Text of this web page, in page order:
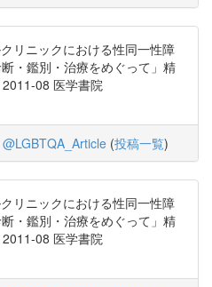
リニックにおける性同一性障
・鑑別・治療をめぐって」精
08 医学書院
@LGBTQA_Article (投稿一覧)
リニックにおける性同一性障
・鑑別・治療をめぐって」精
08 医学書院